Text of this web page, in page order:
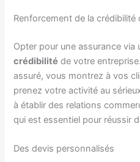
Renforcement de la
Opter pour une assurance via
crédibilité de votre
assuré, vous montrez à vos
prenez votre activité au
à établir des relations
qui est essentiel pour réussir
Des devis personnalisés